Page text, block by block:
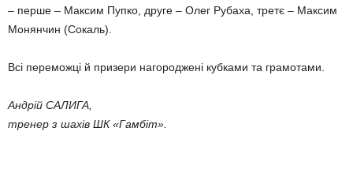
– перше – Максим Пупко, друге – Олег Ру­баха, третє – Максим
Монянчин (Сокаль).
Всі переможці й призери нагоро­джені кубками та грамотами.
Андрій САЛИГА,
тренер з шахів ШК «Гамбіт».